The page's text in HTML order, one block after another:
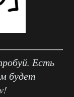
Есть
будет